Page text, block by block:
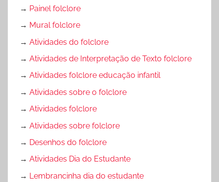
→ Painel folclore
→ Mural folclore
→ Atividades do folclore
→ Atividades de Interpretação de Texto folclore
→ Atividades folclore educação infantil
→ Atividades sobre o folclore
→ Atividades folclore
→ Atividades sobre folclore
→ Desenhos do folclore
→ Atividades Dia do Estudante
→ Lembrancinha dia do estudante